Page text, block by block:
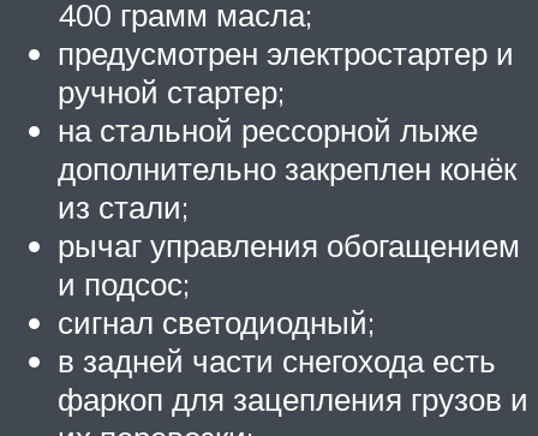
400 грамм масла;
предусмотрен электростартер и
ручной стартер;
на стальной рессорной лыже
дополнительно закреплен конёк
из стали;
рычаг управления обогащением
и подсос;
сигнал светодиодный;
в задней части снегохода есть
фаркоп для зацепления грузов и